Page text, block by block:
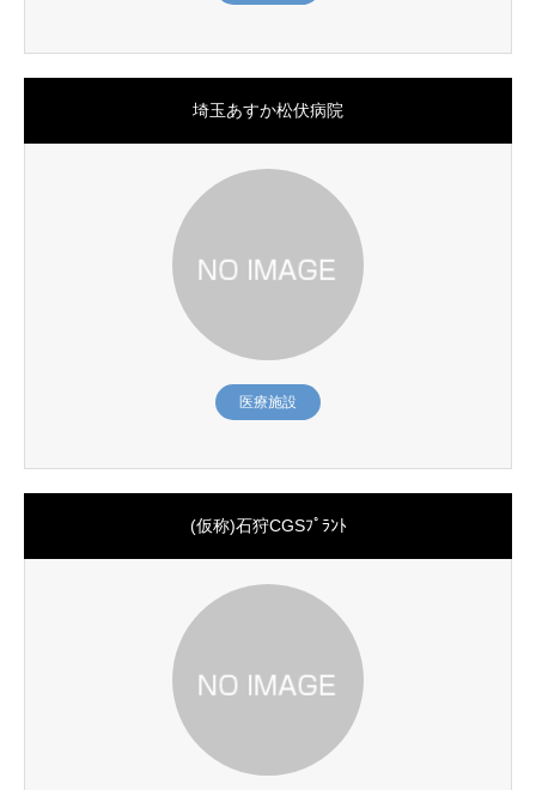
埼玉あすか松伏病院
医療施設
(仮称)石狩CGSﾌﾟﾗﾝﾄ